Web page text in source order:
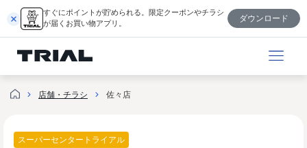
を
キ
すぐにポイントが貯められる。限定クーポンやチラシ
が届くお買い物アプリ。
ダウンロード
店舗・チラシ 佐々店
スーパーセンタートライアル